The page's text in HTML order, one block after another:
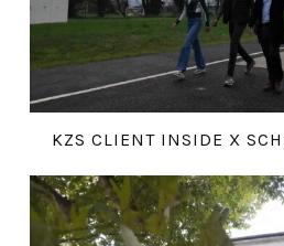
KZS CLIENT INSIDE X